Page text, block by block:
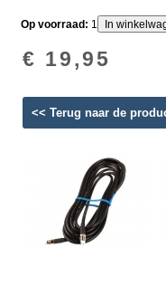
Op voorraad: 1
€ 19,95
<< Terug naar de